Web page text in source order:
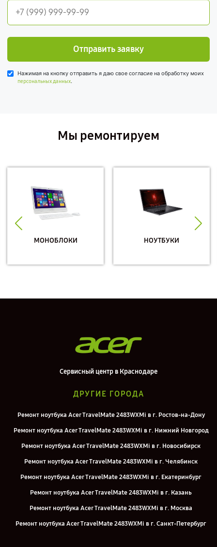
Отправить заявку
Нажимая на кнопку отправить я даю свое согласие на обработку моих
персональных данных.
Мы ремонтируем
МОНОБЛОКИ НОУТБУКИ
Сервисный центр в Краснодаре
ДРУГИЕ ГОРОДА
Ремонт ноутбука Acer TravelMate 2483WXMi в г. Ростов-на-Дону
Ремонт ноутбука Acer TravelMate 2483WXMi в г. Нижний Новгород
Ремонт ноутбука Acer TravelMate 2483WXMi в г. Новосибирск
Ремонт ноутбука Acer TravelMate 2483WXMi в г. Челябинск
Ремонт ноутбука Acer TravelMate 2483WXMi в г. Екатеринбург
Ремонт ноутбука Acer TravelMate 2483WXMi в г. Казань
Ремонт ноутбука Acer TravelMate 2483WXMi в г. Москва
Ремонт ноутбука Acer TravelMate 2483WXMi в г. Санкт-Петербург